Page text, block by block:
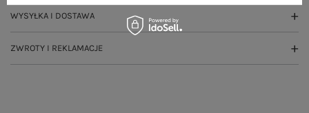
WYSYŁKA I DOSTAWA
ZWROTY I REKLAMACJE